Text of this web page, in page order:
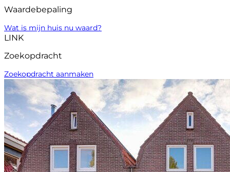
Waardebepaling
Wat is mijn huis nu waard?
LINK
Zoekopdracht
Zoekopdracht aanmaken